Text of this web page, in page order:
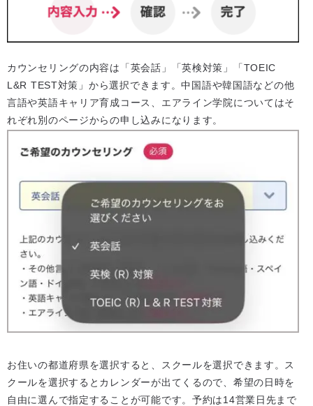
カウンセリングの内容は「英会話」「英検対策」「TOEIC
L&R TEST対策」から選択できます。中国語や韓国語などの他
言語や英語キャリア育成コース、エアライン学院についてはそ
れぞれ別のページからの申し込みになります。
お住いの都道府県を選択すると、スクールを選択できます。ス
クールを選択するとカレンダーが出てくるので、希望の日時を
自由に選んで指定することが可能です。予約は14営業日先まで